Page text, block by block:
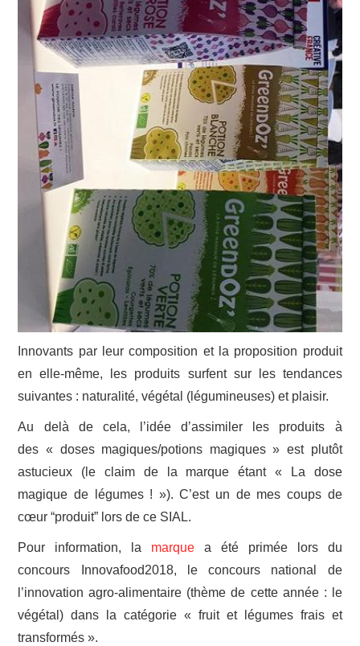
Innovants par leur composition et la proposition produit
en elle-même, les produits surfent sur les tendances
suivantes : naturalité, végétal (légumineuses) et plaisir.
Au delà de cela, l’idée d’assimiler les produits à
des « doses magiques/potions magiques » est plutôt
astucieux (le claim de la marque étant « La dose
magique de légumes ! »). C’est un de mes coups de
cœur “produit” lors de ce SIAL.
Pour information, la marque a été primée lors du
concours Innovafood2018, le concours national de
l’innovation agro-alimentaire (thème de cette année : le
végétal) dans la catégorie « fruit et légumes frais et
transformés ».